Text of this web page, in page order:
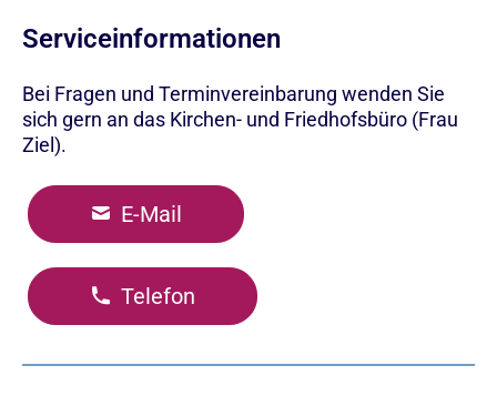
Serviceinformationen
Bei Fragen und Terminvereinbarung wenden Sie
sich gern an das Kirchen- und Friedhofsbüro (Frau
Ziel).
E-Mail
Telefon